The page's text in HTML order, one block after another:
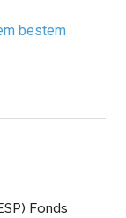
bestem
Fonds